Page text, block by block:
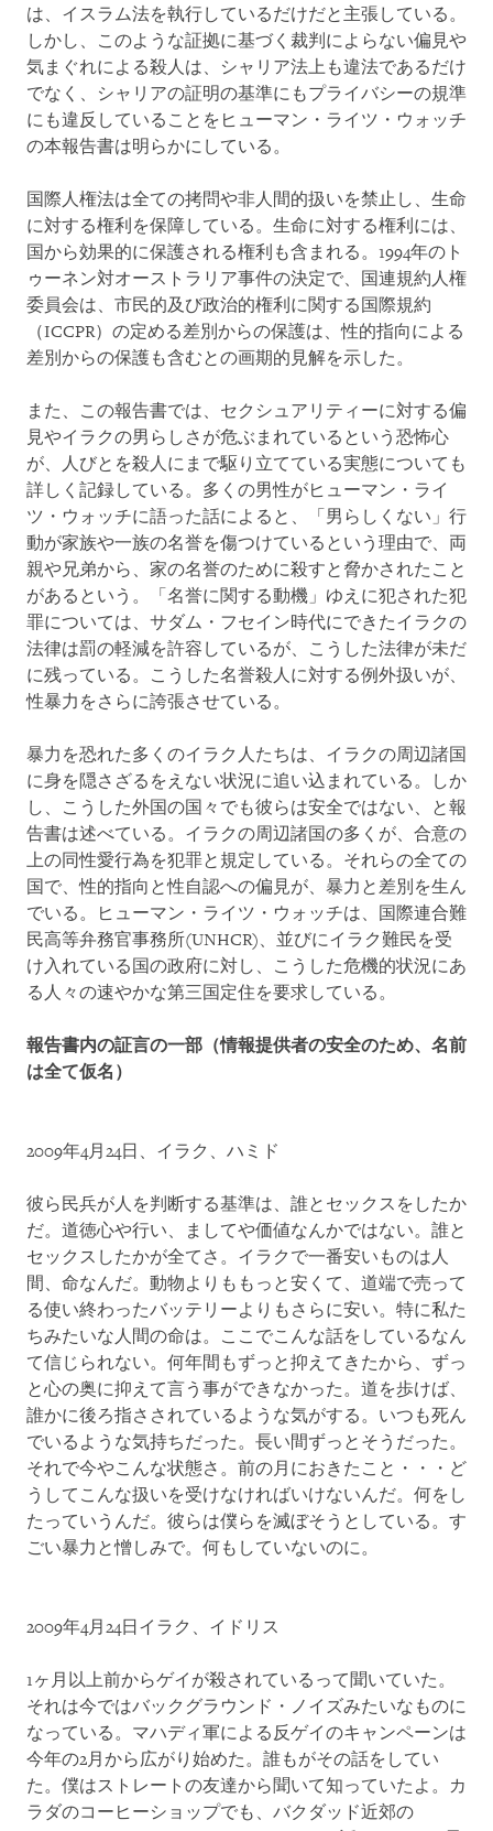
は、イスラム法を執行しているだけだと主張している。
しかし、このような証拠に基づく裁判によらない偏見や
気まぐれによる殺人は、シャリア法上も違法であるだけ
でなく、シャリアの証明の基準にもプライバシーの規準
にも違反していることをヒューマン・ライツ・ウォッチ
の本報告書は明らかにしている。
国際人権法は全ての拷問や非人間的扱いを禁止し、生命
に対する権利を保障している。生命に対する権利には、
国から効果的に保護される権利も含まれる。1994年のト
ゥーネン対オーストラリア事件の決定で、国連規約人権
委員会は、市民的及び政治的権利に関する国際規約
（ICCPR）の定める差別からの保護は、性的指向による
差別からの保護も含むとの画期的見解を示した。
また、この報告書では、セクシュアリティーに対する偏
見やイラクの男らしさが危ぶまれているという恐怖心
が、人びとを殺人にまで駆り立てている実態についても
詳しく記録している。多くの男性がヒューマン・ライ
ツ・ウォッチに語った話によると、「男らしくない」行
動が家族や一族の名誉を傷つけているという理由で、両
親や兄弟から、家の名誉のために殺すと脅かされたこと
があるという。「名誉に関する動機」ゆえに犯された犯
罪については、サダム・フセイン時代にできたイラクの
法律は罰の軽減を許容しているが、こうした法律が未だ
に残っている。こうした名誉殺人に対する例外扱いが、
性暴力をさらに誇張させている。
暴力を恐れた多くのイラク人たちは、イラクの周辺諸国
に身を隠さざるをえない状況に追い込まれている。しか
し、こうした外国の国々でも彼らは安全ではない、と報
告書は述べている。イラクの周辺諸国の多くが、合意の
上の同性愛行為を犯罪と規定している。それらの全ての
国で、性的指向と性自認への偏見が、暴力と差別を生ん
でいる。ヒューマン・ライツ・ウォッチは、国際連合難
民高等弁務官事務所(UNHCR)、並びにイラク難民を受
け入れている国の政府に対し、こうした危機的状況にあ
る人々の速やかな第三国定住を要求している。
報告書内の証言の一部（情報提供者の安全のため、名前
は全て仮名）
2009年4月24日、イラク、ハミド
彼ら民兵が人を判断する基準は、誰とセックスをしたか
だ。道徳心や行い、ましてや価値なんかではない。誰と
セックスしたかが全てさ。イラクで一番安いものは人
間、命なんだ。動物よりももっと安くて、道端で売って
る使い終わったバッテリーよりもさらに安い。特に私た
ちみたいな人間の命は。ここでこんな話をしているなん
て信じられない。何年間もずっと抑えてきたから、ずっ
と心の奥に抑えて言う事ができなかった。道を歩けば、
誰かに後ろ指さされているような気がする。いつも死ん
でいるような気持ちだった。長い間ずっとそうだった。
それで今やこんな状態さ。前の月におきたこと・・・ど
うしてこんな扱いを受けなければいけないんだ。何をし
たっていうんだ。彼らは僕らを滅ぼそうとしている。す
ごい暴力と憎しみで。何もしていないのに。
2009年4月24日イラク、イドリス
1ヶ月以上前からゲイが殺されているって聞いていた。
それは今ではバックグラウンド・ノイズみたいなものに
なっている。マハディ軍による反ゲイのキャンペーンは
今年の2月から広がり始めた。誰もがその話をしてい
た。僕はストレートの友達から聞いて知っていたよ。カ
ラダのコーヒーショップでも、バクダッド近郊の